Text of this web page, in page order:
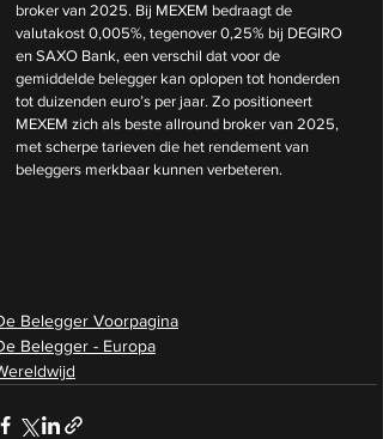
broker van 2025. Bij MEXEM bedraagt de
valutakost 0,005%, tegenover 0,25% bij DEGIRO
en SAXO Bank, een verschil dat voor de
gemiddelde belegger kan oplopen tot honderden
tot duizenden euro’s per jaar. Zo positioneert
MEXEM zich als beste allround broker van 2025,
met scherpe tarieven die het rendement van
beleggers merkbaar kunnen verbeteren.
Belegger Voorpagina
Belegger - Europa